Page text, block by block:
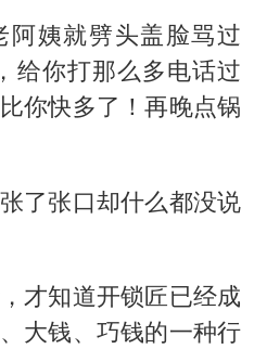
阿姨就劈头盖脸骂过
给你打那么多电话过
你快多了！再晚点锅
了张口却什么都没说
才知道开锁匠已经成
大钱、巧钱的一种行